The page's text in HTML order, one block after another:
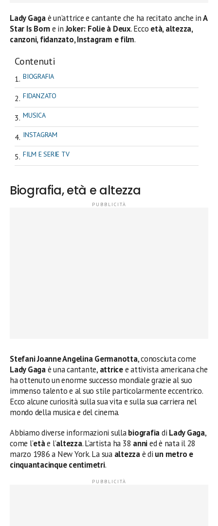
Lady Gagaè un’attrice e cantante che ha recitato anche inA
Star Is Borne inJoker: Folie à Deux. Ecco età, altezza,
canzoni, fidanzato, Instagram e film.
Contenuti
BIOGRAFIA
FIDANZATO
MUSICA
INSTAGRAM
FILM E SERIE TV
Biografia, età e altezza
Stefani Joanne Angelina Germanotta, conosciuta come
Lady Gagaè una cantante, attricee attivista americana che
ha ottenuto un enorme successo mondiale grazie al suo
immenso talento e al suo stile particolarmente eccentrico.
Ecco alcune curiosità sulla sua vita e sulla sua carriera nel
mondo della musica e del cinema.
Abbiamo diverse informazioni sullabiografiadi Lady Gaga,
come l’etàe l’altezza. L’artista ha 38 annied è nata il 28
marzo 1986 a New York. La sua altezzaè di un metro e
cinquantacinque centimetri.